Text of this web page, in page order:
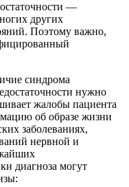
—
других
Поэтому важно,
синдрома
нужно
жалобы пациента
об образе жизни
заболеваниях,
нервной и
диагноза могут